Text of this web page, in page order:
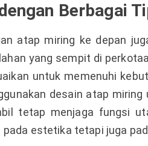
Berbagai
atap miring ke depan
yang sempit di
untuk memenuhi
desain atap
tetap menjaga fungsi
estetika tetapi juga